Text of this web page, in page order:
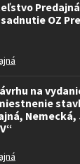
OZ
na
Nemecká,